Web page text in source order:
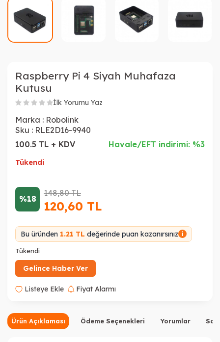
Raspberry Pi 4 Siyah Muhafaza
Kutusu
İlk Yorumu Yaz
Marka : Robolink
Sku : RLE2D16-9940
100.5 TL + KDV
Havale/EFT indirimi: %3
Tükendi
%18
148,80TL
120,60 TL
Bu üründen 1.21 TL değerinde puan kazanırsınız i
Tükendi
Gelince Haber Ver
Listeye Ekle Fiyat Alarmı
Ürün Açıklaması Ödeme Seçenekleri Yorumlar